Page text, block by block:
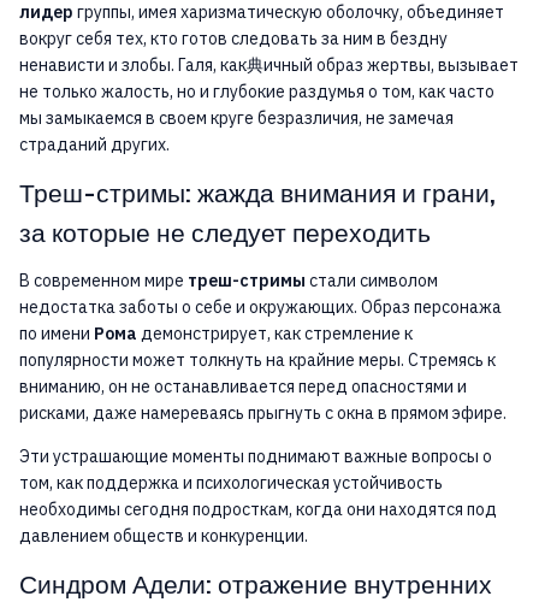
лидер группы, имея харизматическую оболочку, объединяет
вокруг себя тех, кто готов следовать за ним в бездну
ненависти и злобы. Галя, как典ичный образ жертвы, вызывает
не только жалость, но и глубокие раздумья о том, как часто
мы замыкаемся в своем круге безразличия, не замечая
страданий других.
Треш-стримы: жажда внимания и грани,
за которые не следует переходить
В современном мире треш-стримы стали символом
недостатка заботы о себе и окружающих. Образ персонажа
по имени Рома демонстрирует, как стремление к
популярности может толкнуть на крайние меры. Стремясь к
вниманию, он не останавливается перед опасностями и
рисками, даже намереваясь прыгнуть с окна в прямом эфире.
Эти устрашающие моменты поднимают важные вопросы о
том, как поддержка и психологическая устойчивость
необходимы сегодня подросткам, когда они находятся под
давлением обществ и конкуренции.
Синдром Адели: отражение внутренних